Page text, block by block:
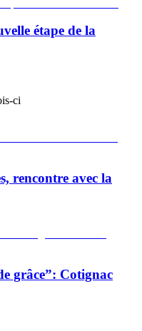
étape de la
ci
rencontre avec la
grâce”: Cotignac